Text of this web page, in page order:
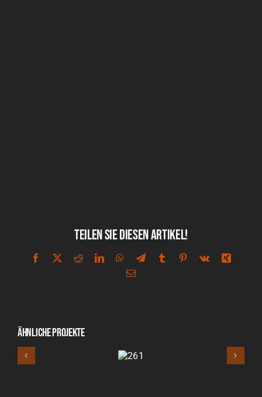
Teilen Sie diesen Artikel!
Facebook
X RedditLinkedInWhatsApp
TelegramTumblr Pinterest
Vk
Xing
E-
Ähnliche Projekte